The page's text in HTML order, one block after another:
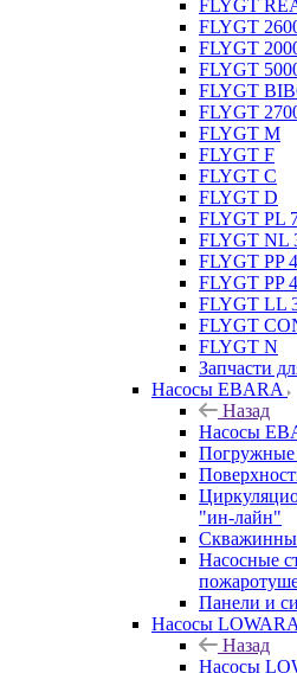
FLYGT
FLYGT
FLYGT
FLYGT
FLYGT
FLYGT
FLYGT M
FLYGT F
FLYGT C
FLYGT D
FLYGT PL
FLYGT NL
FLYGT PP
FLYGT PP
FLYGT LL
FLYGT
FLYGT N
Запчасти
Насосы EBARA
Назад
Насосы
Погружные
"ин-лайн"
Насосные
Панели и
Насосы LOWARA
Назад
Насосы